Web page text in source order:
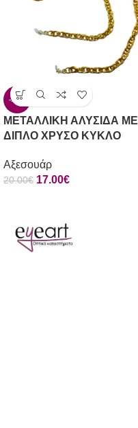
-15%
ΜΕΤΑΛΛΙΚΗ ΑΛΥΣΙΔΑ ΜΕ
ΔΙΠΛΟ ΧΡΥΣΟ ΚΥΚΛΟ
Αξεσουάρ
20.00€ 17.00€